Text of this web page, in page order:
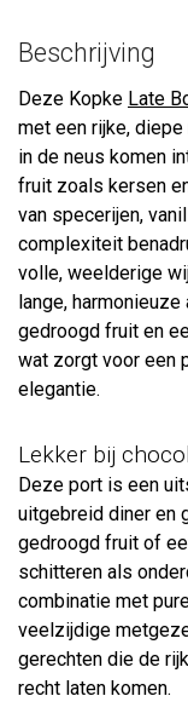
Beschrijving
Deze Kopke Late
met een rijke,
in de neus komen
fruit zoals kersen
van specerijen,
complexiteit
volle, weelderige
lange,
gedroogd fruit en
wat zorgt voor een
elegantie.
Lekker bij
Deze port is een
uitgebreid diner en
gedroogd fruit of
schitteren als
combinatie met
veelzijdige
gerechten die de
recht laten komen.